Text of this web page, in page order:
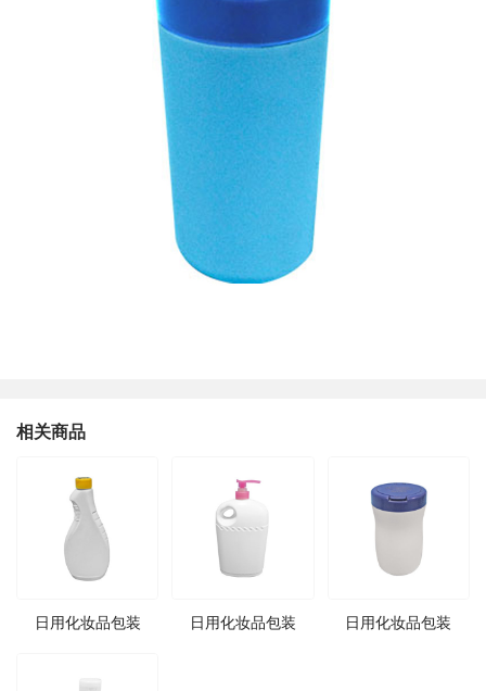
相关商品
日用化妆品包装 日用化妆品包装 日用化妆品包装